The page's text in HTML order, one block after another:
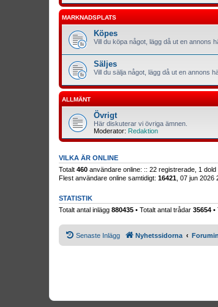
MARKNADSPLATS
Köpes
Vill du köpa något, lägg då ut en annons
Säljes
Vill du sälja något, lägg då ut en annons
ALLMÄNT
Övrigt
Här diskuterar vi övriga ämnen.
Moderator: Redaktion
VILKA ÄR ONLINE
Totalt 460 användare online: :: 22 registrerade, 1
Flest användare online samtidigt: 16421 , 07 jun 2026
STATISTIK
Totalt antal inlägg 880435 • Totalt antal trådar 35654 •
Senaste Inlägg Nyhetssidorna